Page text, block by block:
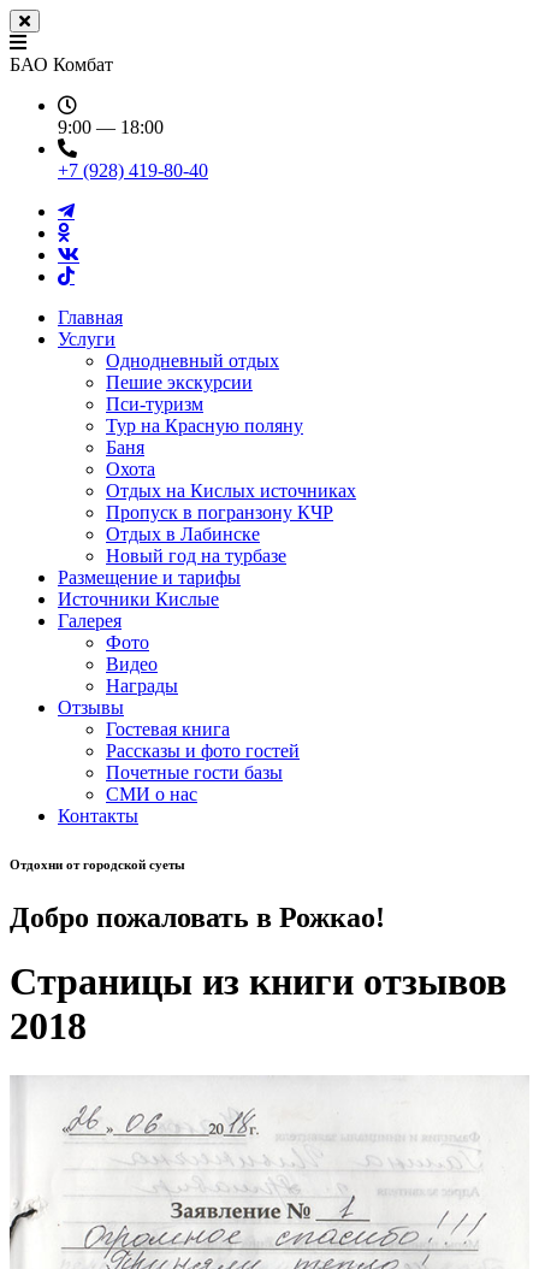
БАО Комбат
9:00 — 18:00
+7 (928) 419-80-40
Главная
Услуги
Однодневный отдых
Пешие экскурсии
Пси-туризм
Тур на Красную поляну
Баня
Охота
Отдых на Кислых источниках
Пропуск в погранзону КЧР
Отдых в Лабинске
Новый год на турбазе
Размещение и тарифы
Источники Кислые
Галерея
Фото
Видео
Награды
Отзывы
Гостевая книга
Рассказы и фото гостей
Почетные гости базы
СМИ о нас
Контакты
Отдохни от городской суеты
Добро пожаловать в Рожкао!
Страницы из книги отзывов
2018